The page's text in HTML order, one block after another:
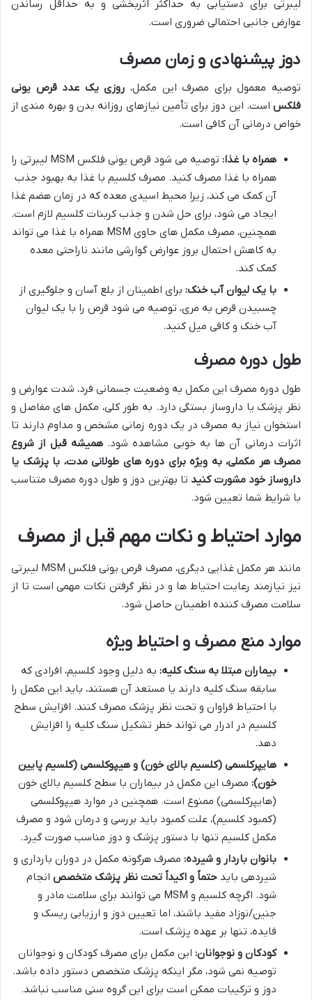
لیبرتی برای دستیابی به حداکثر اثربخشی و به حداقل رساندن
عوارض جانبی احتمالی ضروری است.
دوز پیشنهادی و زمان مصرف
توصیه معمول برای مصرف این مکمل، روزی یک عدد قرص یونی
فلکس است. این دوز برای تأمین نیازهای روزانه بدن و بهره مندی از
خواص درمانی آن کافی است.
همراه با غذا:
توصیه می شود قرص یونی فلکس MSM لیبرتی را
همراه با غذا مصرف کنید. مصرف کلسیم با غذا به بهبود جذب
آن کمک می کند، زیرا محیط اسیدی معده که در زمان هضم غذا
ایجاد می شود، برای حل شدن و جذب کربنات کلسیم لازم است.
همچنین، مصرف مکمل های حاوی MSM همراه با غذا می تواند
به کاهش احتمال بروز عوارض گوارشی مانند ناراحتی معده
کمک کند.
با یک لیوان آب خنک: برای اطمینان از بلع آسان و جلوگیری از
چسبیدن قرص به مری، توصیه می شود قرص را با یک لیوان
آب خنک و کافی میل کنید.
طول دوره مصرف
طول دوره مصرف این مکمل به وضعیت جسمانی فرد، شدت عوارض و
نظر پزشک یا داروساز بستگی دارد. به طور کلی، مکمل های مفاصل و
استخوان نیاز به مصرف در یک دوره زمانی مشخص و مداوم دارند تا
اثرات درمانی آن ها به خوبی مشاهده شود.همیشه قبل از شروع
مصرف هر مکملی، به ویژه برای دوره های طولانی مدت، با پزشک یا
داروساز خود مشورت کنید تا بهترین دوز و طول دوره مصرف متناسب
با شرایط شما تعیین شود.
موارد احتیاط و نکات مهم قبل از مصرف
مانند هر مکمل غذایی دیگری، مصرف قرص یونی فلکس MSM لیبرتی
نیز نیازمند رعایت احتیاط ها و در نظر گرفتن نکات مهمی است تا از
سلامت مصرف کننده اطمینان حاصل شود.
موارد منع مصرف و احتیاط ویژه
بیماران مبتلا به سنگ کلیه: به دلیل وجود کلسیم، افرادی که
سابقه سنگ کلیه دارند یا مستعد آن هستند، باید این مکمل را
با احتیاط فراوان و تحت نظر پزشک مصرف کنند. افزایش سطح
کلسیم در ادرار می تواند خطر تشکیل سنگ کلیه را افزایش
دهد.
هایپرکلسمی (کلسیم بالای خون) و هیپوکلسمی (کلسیم پایین
خون): مصرف این مکمل در بیماران با سطح کلسیم بالای خون
(هایپرکلسمی) ممنوع است. همچنین در موارد هیپوکلسمی
(کمبود کلسیم)، علت کمبود باید بررسی و درمان شود و مصرف
مکمل کلسیم تنها با دستور پزشک و دوز مناسب صورت گیرد.
بانوان باردار و شیرده: مصرف هرگونه مکمل در دوران بارداری و
شیردهی باید حتماً و اکیداً تحت نظر پزشک متخصص انجام
شود. اگرچه کلسیم و MSM می توانند برای سلامت مادر و
جنین/نوزاد مفید باشند، اما تعیین دوز و ارزیابی ریسک و
فایده، تنها بر عهده پزشک است.
کودکان و نوجوانان: این مکمل برای مصرف کودکان و نوجوانان
توصیه نمی شود، مگر اینکه پزشک متخصص دستور داده باشد.
دوز و ترکیبات ممکن است برای این گروه سنی مناسب نباشد.